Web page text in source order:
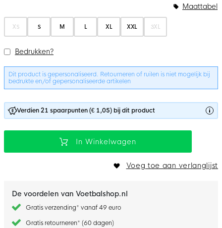
Maattabel
XS S M L XL XXL 3XL
Bedrukken?
Dit product is gepersonaliseerd. Retourneren of ruilen is niet mogelijk bij
bedrukte en/of gepersonaliseerde artikelen
Verdien 21 spaarpunten (€ 1,05) bij dit product
In Winkelwagen
Voeg toe aan verlanglijst
De voordelen van Voetbalshop.nl
Gratis verzending* vanaf 49 euro
Gratis retourneren* (60 dagen)